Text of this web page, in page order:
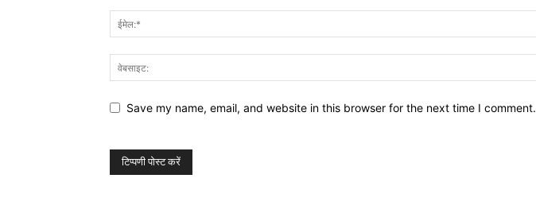
Save my name, email, and website in this browser for the next time I comment.